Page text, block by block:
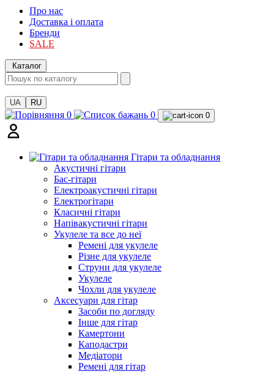
Про нас
Доставка і оплата
Бренди
SALE
Каталог
UA RU
0 0 0
Гітари та обладнання
Акустичні гітари
Бас-гітари
Електроакустичні гітари
Електрогітари
Класичні гітари
Напівакустичні гітари
Укулеле та все до неї
Ремені для укулеле
Різне для укулеле
Струни для укулеле
Укулеле
Чохли для укулеле
Аксесуари для гітар
Засоби по догляду
Інше для гітар
Камертони
Каподастри
Медіатори
Ремені для гітар